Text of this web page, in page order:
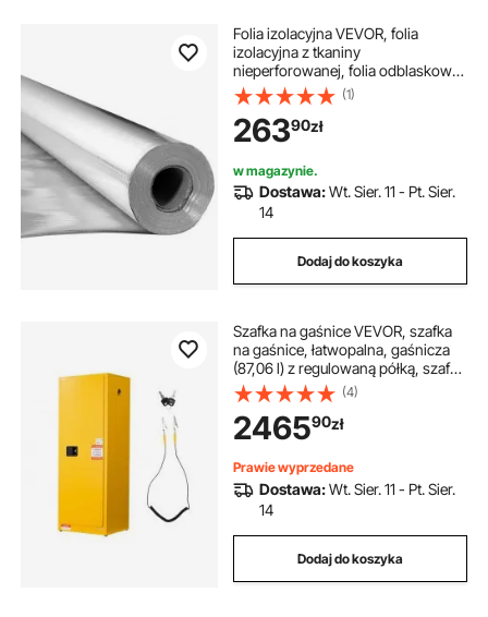
Folia izolacyjna VEVOR, folia
izolacyjna z tkaniny
nieperforowanej, folia odblaskowa
0,15 mm, 38,1 m x 122 cm,
dwustronna ochrona przed
odbiciem ciepła, wykonana z folii
aluminiowej, rolka termoizolacyjna
do dachów okiennych
(1)
26390zł
w magazynie.
Dostawa:Wt. Sier. 11 - Pt. Sier.
14
Dodaj do koszyka
Szafka na gaśnice VEVOR, szafka
na gaśnice, łatwopalna, gaśnicza
(87,06 l) z regulowaną półką, szafka
na gaśnice wykonana ze stali
walcowanej na zimno i
ocynkowanej, żółta szafka
ochronna na materiały
niebezpieczne
(4)
246590zł
Prawie wyprzedane
Dostawa:Wt. Sier. 11 - Pt. Sier.
14
Dodaj do koszyka